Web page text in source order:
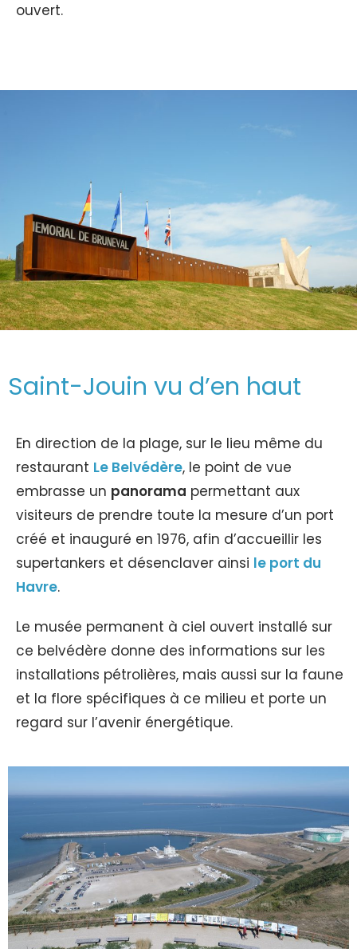
ouvert.
Saint-Jouin vu d’en haut
En direction de la plage, sur le lieu même du
restaurant Le Belvédère, le point de vue
embrasse un panorama permettant aux
visiteurs de prendre toute la mesure d’un port
créé et inauguré en 1976, afin d’accueillir les
supertankers et désenclaver ainsi le port du
Havre.
Le musée permanent à ciel ouvert installé sur
ce belvédère donne des informations sur les
installations pétrolières, mais aussi sur la faune
et la flore spécifiques à ce milieu et porte un
regard sur l’avenir énergétique.